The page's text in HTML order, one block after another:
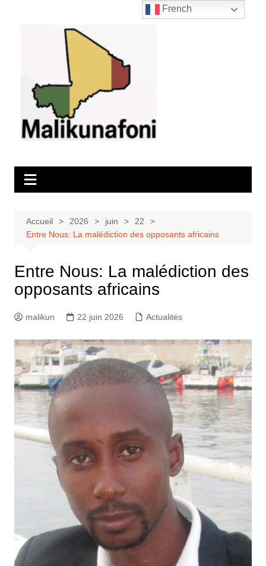
Accueil 2026 juin
22
Entre Nous: La malédiction des opposants africains
Entre Nous: La malédiction des
opposants africains
malikun 22 juin 2026 Actualités
French